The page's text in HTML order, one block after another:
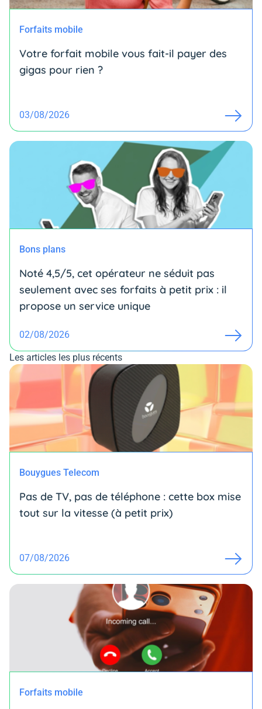
Forfaits mobile
Votre forfait mobile vous fait-il payer des
gigas pour rien ?
03/08/2026
Bons plans
Noté 4,5/5, cet opérateur ne séduit pas
seulement avec ses forfaits à petit prix : il
propose un service unique
02/08/2026
Les articles les plus récents
Bouygues Telecom
Pas de TV, pas de téléphone : cette box mise
tout sur la vitesse (à petit prix)
07/08/2026
Forfaits mobile